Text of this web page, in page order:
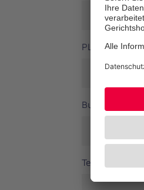
PLZ *
Bundesland
Telefonnummer